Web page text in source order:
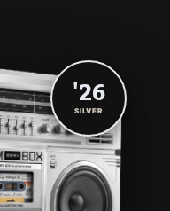
'26
SILVER